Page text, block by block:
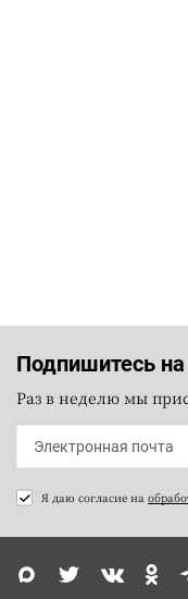
Подпишитесь
Раз в неделю мы
Я даю согласие на